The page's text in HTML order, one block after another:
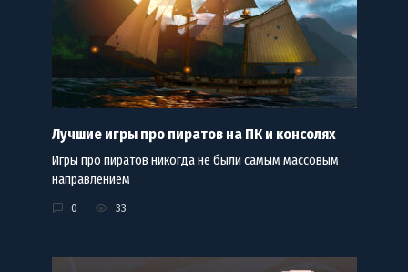
Лучшие игры про пиратов на ПК и консолях
Игры про пиратов никогда не были самым массовым
направлением
0 33